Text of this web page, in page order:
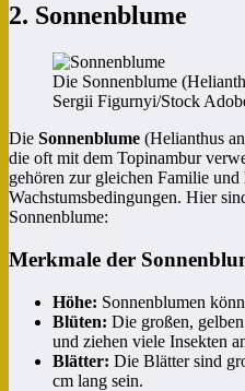
2. Sonnenblume
Die Sonnenblume
Sergii Figurnyi/Stock
Die Sonnenblume (Helianthus
die oft mit dem Topinambur
gehören zur gleichen Familie und
Wachstumsbedingungen. Hier
Sonnenblume:
Merkmale der
Höhe: Sonnenblumen
Blüten: Die großen,
und ziehen viele Insekten
Blätter: Die Blätter sind
cm lang sein.